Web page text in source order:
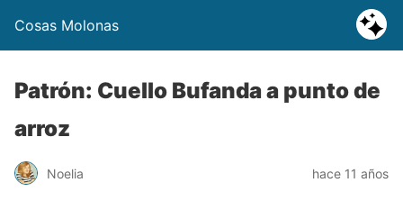
Cosas Molonas
Patrón: Cuello Bufanda a punto de
arroz
Noelia hace 11 años